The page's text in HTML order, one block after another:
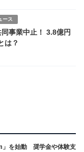
ース
事業中止！ 3.8億円
は？
」を始動 奨学金や体験支